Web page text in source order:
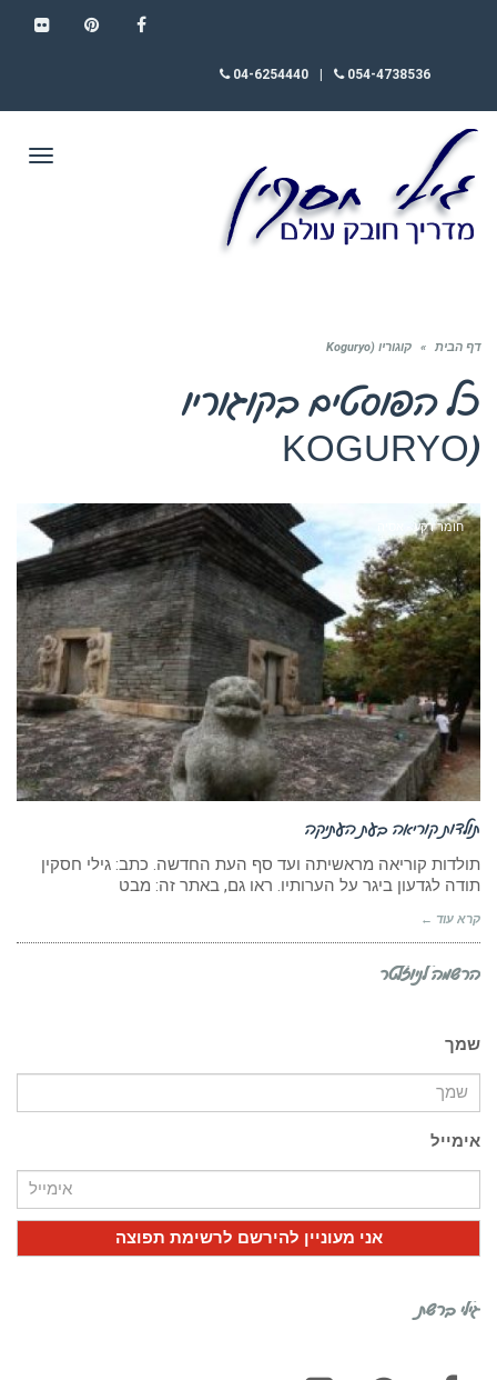
054-4738536
04-6254440
דף הבית » קוגוריו (Koguryo
כל הפוסטים בקוגוריו
(KOGURYO
חומר רקע - אסיה
תולדות קוריאה בעת העתיקה
תולדות קוריאה מראשיתה ועד סף העת החדשה. כתב: גילי חסקין
תודה לגדעון ביגר על הערותיו. ראו גם, באתר זה: מבט
קרא עוד ←
הרשמה לניוזלטר
שמך
אימייל
גילי ברשת